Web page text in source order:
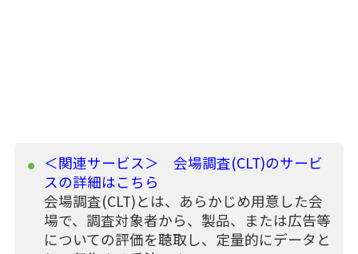
＜関連サービス＞ 会場調査(CLT)のサービ
スの詳細はこちら
会場調査(CLT)とは、あらかじめ用意した会
場で、調査対象者から、製品、または広告等
についての評価を聴取し、定量的にデータと